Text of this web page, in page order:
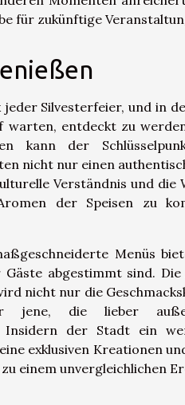
für zukünftige
jeder Silvesterfeier, und in
warten, entdeckt zu
kann der
nicht nur einen
Verständnis und die
der Speisen zu
Menüs
abgestimmt sind.
nicht nur die
jene, die lieber
Insidern der Stadt ein
exklusiven Kreationen
einem unvergleichlichen